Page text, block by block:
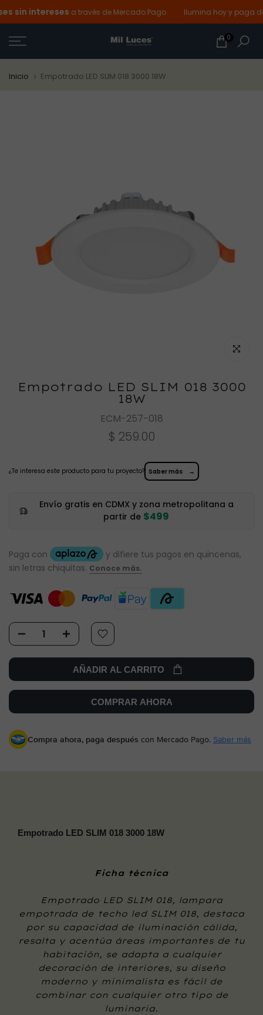
Ir
al
contenido
sin interesesa través de Mercado Pago Ilumina hoy y paga
0
Inicio Empotrado LED SLIM 018 3000 18W
Haz
Empotrado LED SLIM 018 3000
18W
ECM-257-018
$ 259.00
¿Te interesa este producto para tu proyecto? Saber más →
Envío gratis en CDMX y zona metropolitana a
partir de $499
AÑADIR AL CARRITO
COMPRAR AHORA
Compra ahora, paga después con Mercado Pago. Saber más
Empotrado LED SLIM 018 3000 18W
Ficha técnica
Empotrado LED SLIM 018, lampara
empotrada de techo led SLIM 018, destaca
por su capacidad de iluminación cálida,
resalta y acentúa áreas importantes de tu
habitación, se adapta a cualquier
decoración de interiores, su diseño
moderno y minimalista es fácil de
combinar con cualquier otro tipo de
luminaria.